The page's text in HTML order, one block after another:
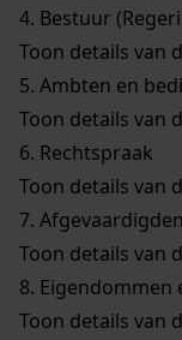
4. Bestuur
Toon details van
5. Ambten en
Toon details van
6. Rechtspraak
Toon details van
7.
Toon details van
8. Eigendommen
Toon details van